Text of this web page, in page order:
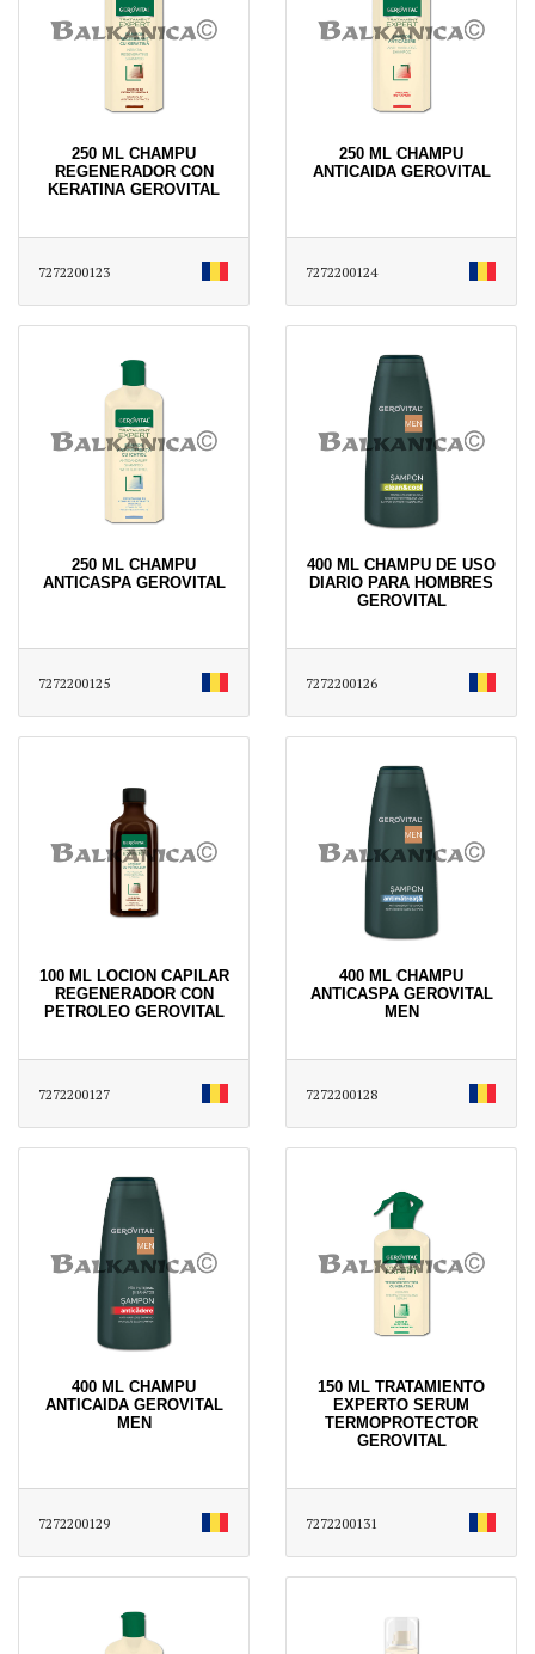
250 ML CHAMPU
REGENERADOR CON
KERATINA GEROVITAL
7272200123
250 ML CHAMPU
ANTICAIDA GEROVITAL
7272200124
250 ML CHAMPU
ANTICASPA GEROVITAL
7272200125
400 ML CHAMPU DE USO
DIARIO PARA HOMBRES
GEROVITAL
7272200126
100 ML LOCION CAPILAR
REGENERADOR CON
PETROLEO GEROVITAL
7272200127
400 ML CHAMPU
ANTICASPA GEROVITAL
MEN
7272200128
400 ML CHAMPU
ANTICAIDA GEROVITAL
MEN
7272200129
150 ML TRATAMIENTO
EXPERTO SERUM
TERMOPROTECTOR
GEROVITAL
7272200131